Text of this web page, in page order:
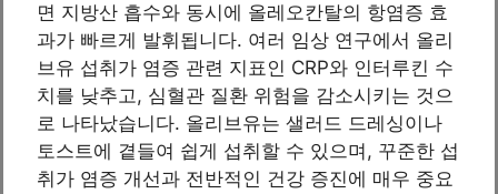
면 지방산 흡수와 동시에 올레오칸탈의 항염증 효
과가 빠르게 발휘됩니다. 여러 임상 연구에서 올리
브유 섭취가 염증 관련 지표인 CRP와 인터루킨 수
치를 낮추고, 심혈관 질환 위험을 감소시키는 것으
로 나타났습니다. 올리브유는 샐러드 드레싱이나
토스트에 곁들여 쉽게 섭취할 수 있으며, 꾸준한 섭
취가 염증 개선과 전반적인 건강 증진에 매우 중요